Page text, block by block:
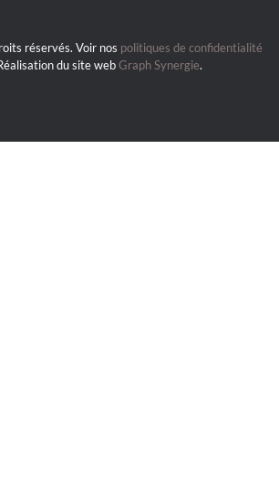
réservés. Voir nos politiques de confidentialité
du site webGraph Synergie.